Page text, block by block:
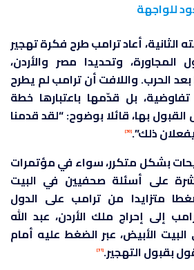
للواجهة
الثانية، أعاد ترامب طرح فكرة تهجير
وتحديدا مصر والأردن،
بعد الحرب. واللافت أن ترامب لم يطرح
بل قدّمها باعتبارها خطة
بها، قائلا بوضوح: “لقد قدمنا
ذلك”.[30]
بشكل متكرر، سواء في مؤتمرات
على أسئلة صحفيين في البيت
متزايدا من ترامب على الدول
إلى إحراج ملك الأردن، عبد الله
البيت الأبيض، عبر الضغط عليه أمام
بقبول التهجير.[31]